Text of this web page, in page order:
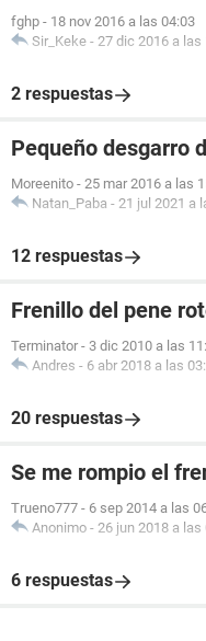
fghp - 18 nov 2016 a las 04:03
Sir_Keke - 27 dic 2016 a las
2 respuestas
Pequeño desgarro
Moreenito - 25 mar 2016 a las
Natan_Paba - 21 jul 2021 a
12 respuestas
Frenillo del pene
Terminator - 3 dic 2010 a las
Andres - 6 abr 2018 a las
20 respuestas
Se me rompio el
Trueno777 - 6 sep 2014 a las
Anonimo - 26 jun 2018 a las
6 respuestas